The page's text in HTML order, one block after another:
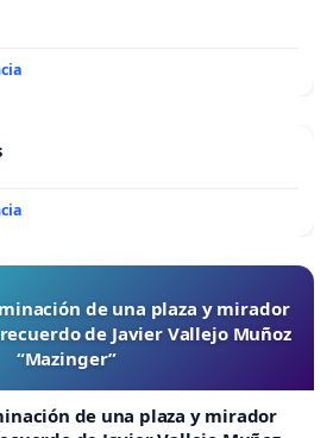
de una plaza y mirador
de Javier Vallejo Muñoz
“Mazinger”
de una plaza y mirador